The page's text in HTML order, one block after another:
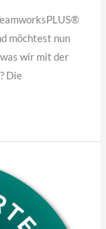
möchtest nun
wir mit der
Die